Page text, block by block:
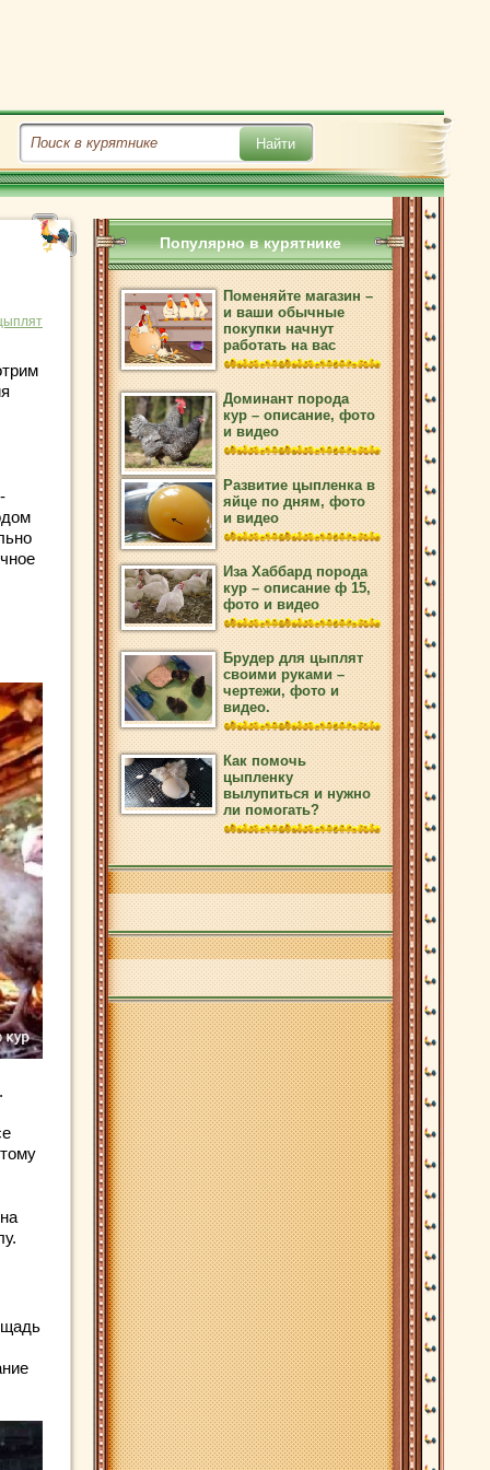
Популярно в курятнике
Поменяйте магазин –
и ваши обычные
покупки начнут
работать на вас
Доминант порода
кур – описание, фото
и видео
Развитие цыпленка в
яйце по дням, фото
и видео
Иза Хаббард порода
кур – описание ф 15,
фото и видео
Брудер для цыплят
своими руками –
чертежи, фото и
видео.
Как помочь
цыпленку
вылупиться и нужно
ли помогать?